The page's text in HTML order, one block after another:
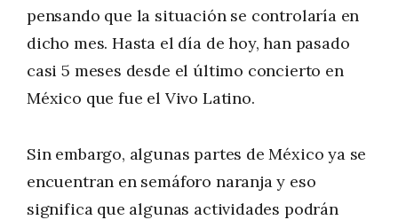
pensando que la situación se controlaría en
dicho mes. Hasta el día de hoy, han pasado
casi 5 meses desde el último concierto en
México que fue el Vivo Latino.
Sin embargo, algunas partes de México ya se
encuentran en semáforo naranja y eso
significa que algunas actividades podrán